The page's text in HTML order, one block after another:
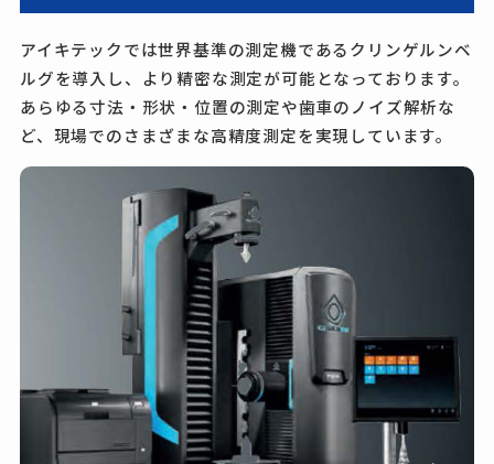
アイキテックでは世界基準の測定機であるクリンゲルンベ
ルグを導入し、より精密な測定が可能となっております。
あらゆる寸法・形状・位置の測定や歯車のノイズ解析な
ど、現場でのさまざまな高精度測定を実現しています。